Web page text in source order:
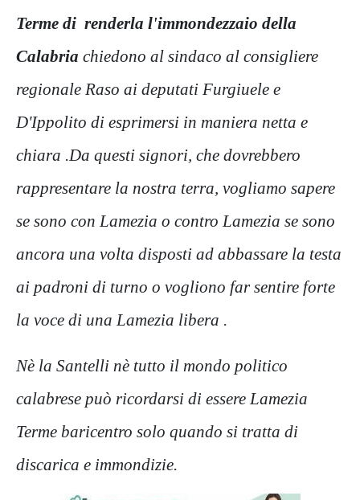
Terme di renderla l'immondezzaio della
Calabria chiedono al sindaco al consigliere
regionale Raso ai deputati Furgiuele e
D'Ippolito di esprimersi in maniera netta e
chiara .Da questi signori, che dovrebbero
rappresentare la nostra terra, vogliamo sapere
se sono con Lamezia o contro Lamezia se sono
ancora una volta disposti ad abbassare la testa
ai padroni di turno o vogliono far sentire forte
la voce di una Lamezia libera .
Nè la Santelli nè tutto il mondo politico
calabrese può ricordarsi di essere Lamezia
Terme baricentro solo quando si tratta di
discarica e immondizie.